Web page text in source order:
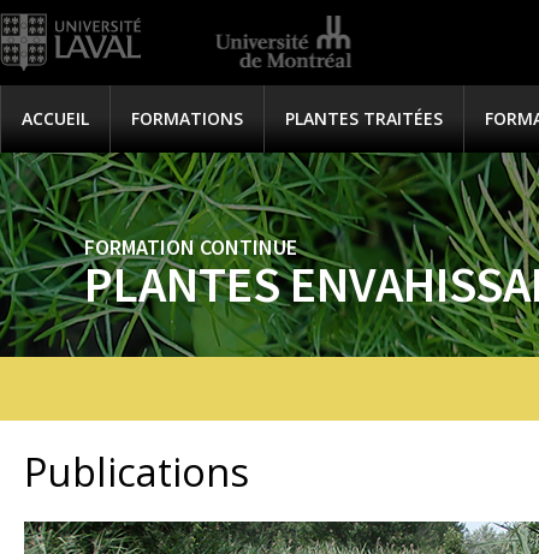
ACCUEIL FORMATIONS PLANTES TRAITÉES
FORMATION CONTINUE
PLANTES
Publications